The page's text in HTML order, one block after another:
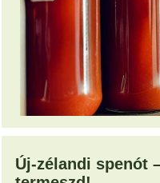
Új-zélandi spenót